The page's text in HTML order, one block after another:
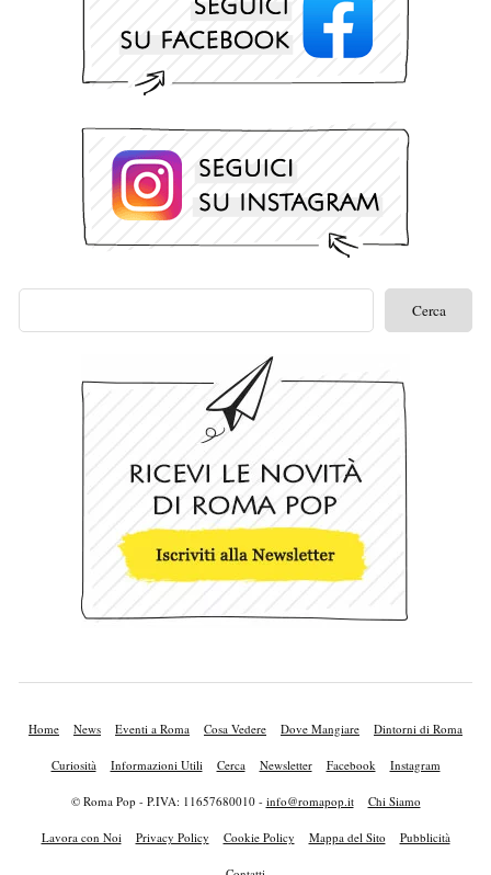
Home News Eventi a Roma Cosa Vedere Dove Mangiare Dintorni di Roma
Curiosità Informazioni Utili Cerca Newsletter Facebook Instagram
© Roma Pop - P.IVA: 11657680010 - info@romapop.it Chi Siamo
Lavora con Noi Privacy Policy Cookie Policy Mappa del Sito Pubblicità